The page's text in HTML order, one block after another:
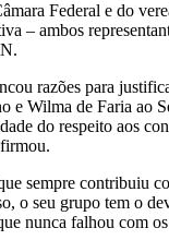
Federal e do
– ambos
razões para
e Wilma de Faria ao
do respeito aos
sempre contribuiu
o seu grupo tem o
nunca falhou com